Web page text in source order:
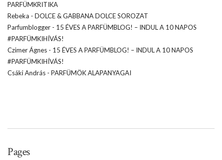
PARFÜMKRITIKA
Rebeka - DOLCE & GABBANA DOLCE SOROZAT
Parfumblogger - 15 ÉVES A PARFÜMBLOG! – INDUL A 10 NAPOS
#PARFÜMKIHÍVÁS!
Czimer Ágnes - 15 ÉVES A PARFÜMBLOG! – INDUL A 10 NAPOS
#PARFÜMKIHÍVÁS!
Csáki András - PARFÜMÖK ALAPANYAGAI
Pages